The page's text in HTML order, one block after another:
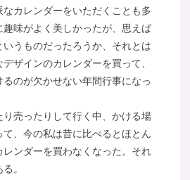
カレンダーをいただくことも多
趣味がよく美しかったが、思えば
うものだったろうか、それとは
ザインのカレンダーを買って、
のが欠かせない年間行事になっ
売ったりして行く中、かける場
、今の私は昔に比べるとほとん
レンダーを買わなくなった。それ
。